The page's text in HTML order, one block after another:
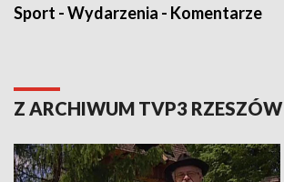
Sport - Wydarzenia - Komentarze
Z ARCHIWUM TVP3 RZESZÓW